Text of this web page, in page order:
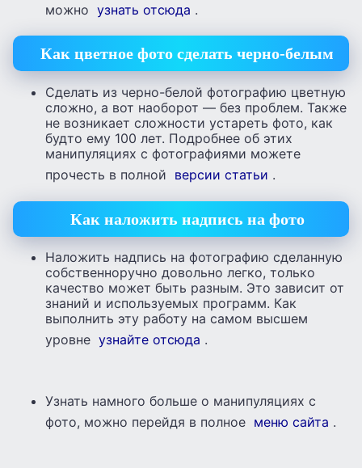
можно узнать отсюда .
Как цветное фото сделать черно-белым
Сделать из черно-белой фотографию цветную
сложно, а вот наоборот — без проблем. Также
не возникает сложности устареть фото, как
будто ему 100 лет. Подробнее об этих
манипуляциях с фотографиями можете
прочесть в полной версии статьи .
Как наложить надпись на фото
Наложить надпись на фотографию сделанную
собственноручно довольно легко, только
качество может быть разным. Это зависит от
знаний и используемых программ. Как
выполнить эту работу на самом высшем
уровне узнайте отсюда .
Узнать намного больше о манипуляциях с
фото, можно перейдя в полное меню сайта .